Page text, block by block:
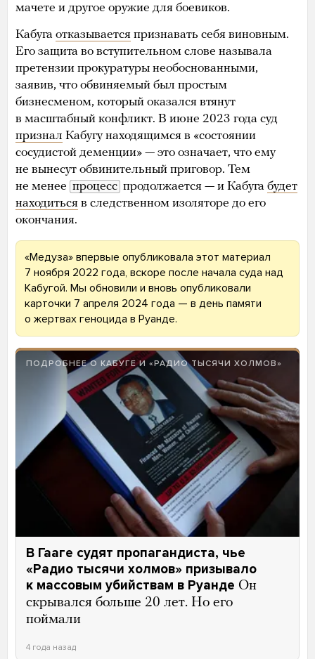
мачете и другое оружие для боевиков.
Кабуга отказывается признавать себя виновным.
Его защита во вступительном слове называла
претензии прокуратуры необоснованными,
заявив, что обвиняемый был простым
бизнесменом, который оказался втянут
в масштабный конфликт. В июне 2023 года суд
признал Кабугу находящимся в «состоянии
сосудистой деменции» — это означает, что ему
не вынесут обвинительный приговор. Тем
не менее процесс продолжается — и Кабуга будет
находиться в следственном изоляторе до его
окончания.
«Медуза» впервые опубликовала этот материал
7 ноября 2022 года, вскоре после начала суда над
Кабугой. Мы обновили и вновь опубликовали
карточки 7 апреля 2024 года — в день памяти
о жертвах геноцида в Руанде.
ПОДРОБНЕЕ О КАБУГЕ И «РАДИО ТЫСЯЧИ ХОЛМОВ»
В Гааге судят пропагандиста, чье
«Радио тысячи холмов» призывало
к массовым убийствам в Руанде Он
скрывался больше 20 лет. Но его
поймали
4 года назад